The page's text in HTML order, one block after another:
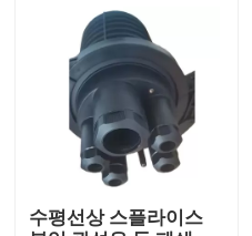
품질 관리
뉴스
인용 을 요청 하십시오
수평선상 스플라이스